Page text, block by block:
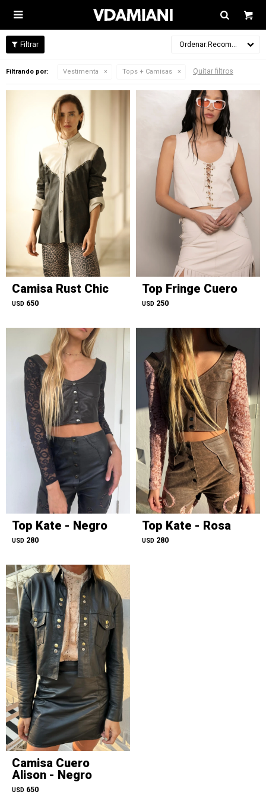

Recomendados
Filtrando por: Vestimenta Tops + Camisas Quitar filtros
Camisa Rust Chic
USD 650
Top Fringe Cuero
USD 250
Top Kate - Negro
USD 280
Top Kate - Rosa
USD 280
Camisa Cuero
Alison - Negro
USD 650